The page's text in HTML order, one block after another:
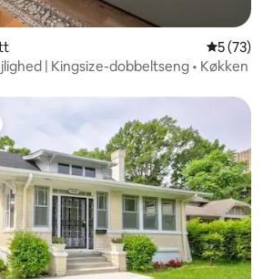
5 ud af 5 i
5 (73)
| Kingsize-dobbeltseng • Køkken